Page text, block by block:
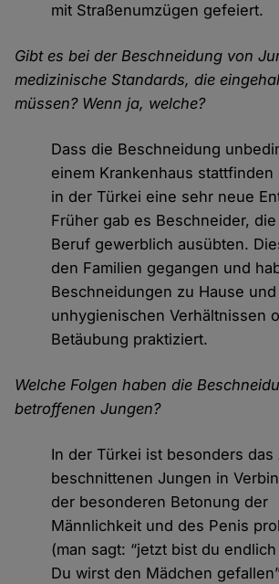
mit Straßenumzügen gefeiert.
Gibt es bei der Beschneidung von
medizinische Standards, die
müssen? Wenn ja, welche?
Dass die Beschneidung
einem Krankenhaus stattfinden
in der Türkei eine sehr neue
Früher gab es Beschneider,
Beruf gewerblich ausübten.
den Familien gegangen und
Beschneidungen zu Hause
unhygienischen Verhältnissen
Betäubung praktiziert.
Welche Folgen haben die
betroffenen Jungen?
In der Türkei ist besonders das
beschnittenen Jungen in
der besonderen Betonung der
Männlichkeit und des Penis
(man sagt: “jetzt bist du
Du wirst den Mädchen